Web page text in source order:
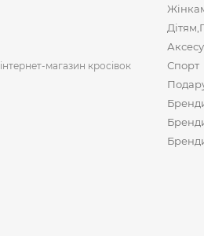
інтернет-магазин кросівок
Спорт